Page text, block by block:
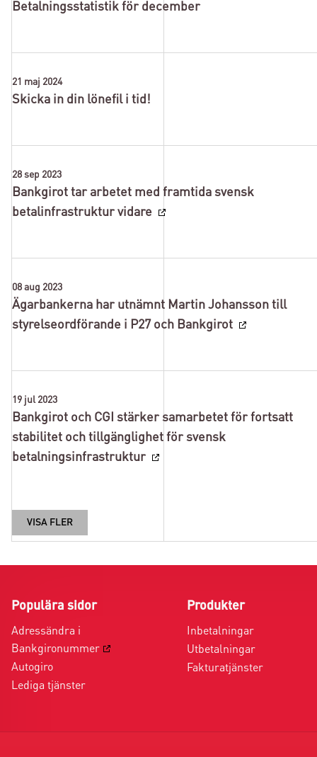
Betalningsstatistik för december
21 maj 2024
Skicka in din lönefil i tid!
28 sep 2023
Bankgirot tar arbetet med framtida svensk
betalinfrastruktur vidare
08 aug 2023
Ägarbankerna har utnämnt Martin Johansson till
styrelseordförande i P27 och Bankgirot
19 jul 2023
Bankgirot och CGI stärker samarbetet för fortsatt
stabilitet och tillgänglighet för svensk
betalningsinfrastruktur
VISA FLER
Populära sidor
Adressändra i
Bankgironummer
Autogiro
Lediga tjänster
Produkter
Inbetalningar
Utbetalningar
Fakturatjänster